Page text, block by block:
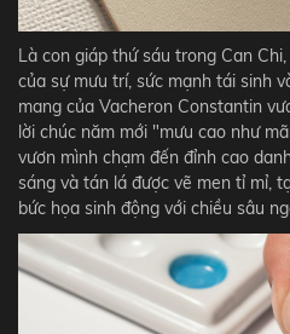
Là con giáp thứ sáu trong Can
của sự mưu trí, sức mạnh tái sinh
mang của Vacheron Constantin
lời chúc năm mới "mưu cao như
vươn mình chạm đến đỉnh cao
sáng và tán lá được vẽ men tỉ mỉ,
bức họa sinh động với chiều sâu